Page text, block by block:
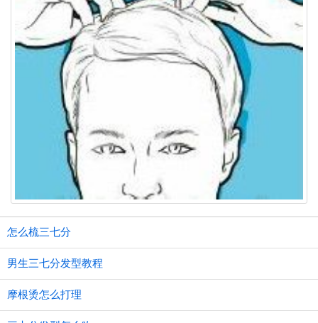
怎么梳三七分
男生三七分发型教程
摩根烫怎么打理